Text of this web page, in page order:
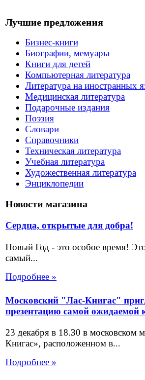
Лучшие предложения
Бизнес-книги
Биографии, мемуары
Книги для детей
Компьютерная литература
Литература на иностранных
Медицинская литература
Подарочные издания
Поэзия
Словари
Справочники
Техническая литература
Учебная литература
Художественная литература
Энциклопедии
Новости магазина
Сердца, открытые для добра!
Новый Год - это особое время!
самый...
Подробнее »
Московский "Лас-Книгас"
презентацию самой ожидаемой
23 декабря в 18.30 в московском
Книгас», расположенном в...
Подробнее »